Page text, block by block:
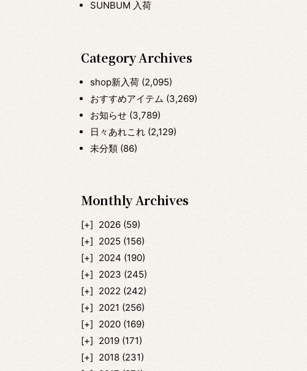
SUNBUM 入荷
Category Archives
shop新入荷 (2,095)
おすすめアイテム (3,269)
お知らせ (3,789)
日々あれこれ (2,129)
未分類 (86)
Monthly Archives
2026 (59)
2025 (156)
2024 (190)
2023 (245)
2022 (242)
2021 (256)
2020 (169)
2019 (171)
2018 (231)